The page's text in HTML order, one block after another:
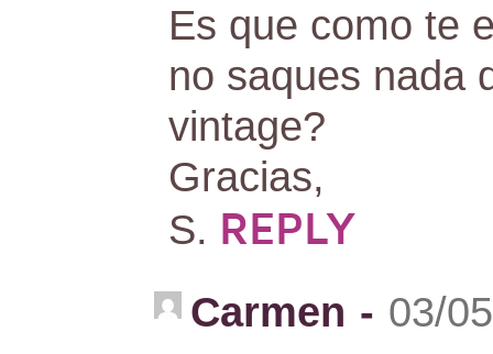
Es que como te
no saques nada
vintage?
Gracias,
S. REPLY
Carmen - 03/